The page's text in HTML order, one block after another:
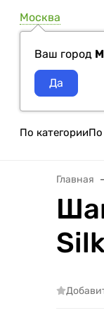
Москва
Ваш город
По категорииПо
Главная